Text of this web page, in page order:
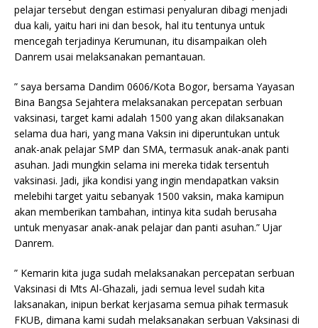
pelajar tersebut dengan estimasi penyaluran dibagi menjadi
dua kali, yaitu hari ini dan besok, hal itu tentunya untuk
mencegah terjadinya Kerumunan, itu disampaikan oleh
Danrem usai melaksanakan pemantauan.
” saya bersama Dandim 0606/Kota Bogor, bersama Yayasan
Bina Bangsa Sejahtera melaksanakan percepatan serbuan
vaksinasi, target kami adalah 1500 yang akan dilaksanakan
selama dua hari, yang mana Vaksin ini diperuntukan untuk
anak-anak pelajar SMP dan SMA, termasuk anak-anak panti
asuhan. Jadi mungkin selama ini mereka tidak tersentuh
vaksinasi. Jadi, jika kondisi yang ingin mendapatkan vaksin
melebihi target yaitu sebanyak 1500 vaksin, maka kamipun
akan memberikan tambahan, intinya kita sudah berusaha
untuk menyasar anak-anak pelajar dan panti asuhan.” Ujar
Danrem.
” Kemarin kita juga sudah melaksanakan percepatan serbuan
Vaksinasi di Mts Al-Ghazali, jadi semua level sudah kita
laksanakan, inipun berkat kerjasama semua pihak termasuk
FKUB, dimana kami sudah melaksanakan serbuan Vaksinasi di